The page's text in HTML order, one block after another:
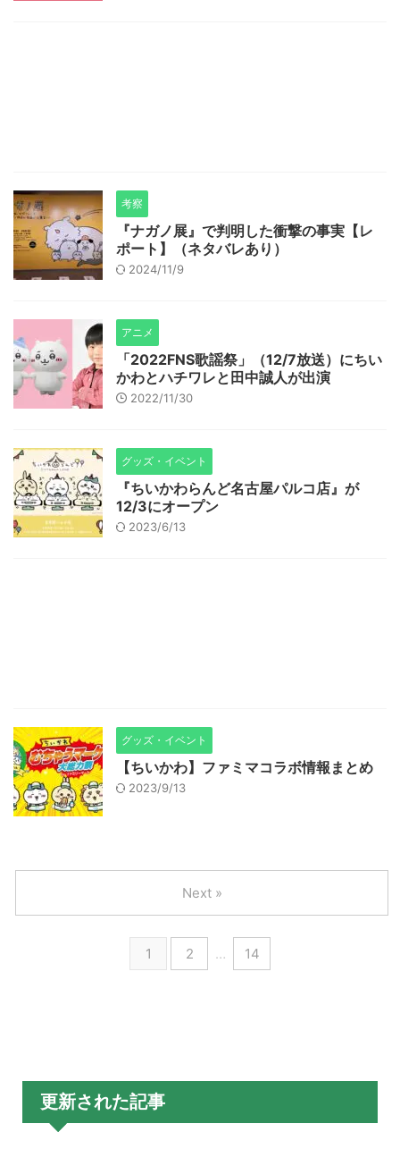
考察
『ナガノ展』で判明した衝撃の事実【レ
ポート】（ネタバレあり）
2024/11/9
アニメ
「2022FNS歌謡祭」（12/7放送）にちい
かわとハチワレと田中誠人が出演
2022/11/30
グッズ・イベント
『ちいかわらんど名古屋パルコ店』が
12/3にオープン
2023/6/13
グッズ・イベント
【ちいかわ】ファミマコラボ情報まとめ
2023/9/13
1 2 … 14
Next »
更新された記事